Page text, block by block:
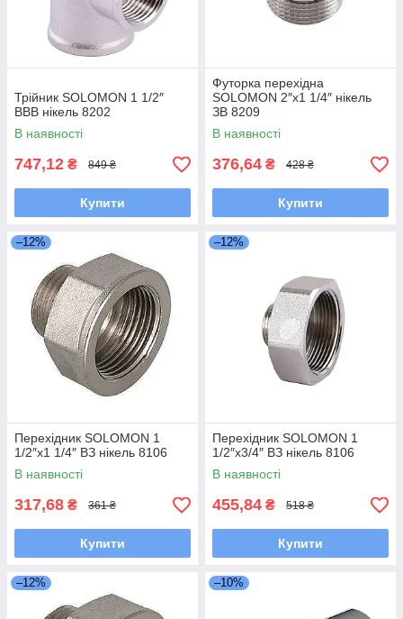
Трійник SOLOMON 1 1/2″
ВВВ нікель 8202
В наявності
747,12 ₴ 849 ₴
Купити
Футорка перехідна
SOLOMON 2″х1 1/4″ нікель
ЗВ 8209
В наявності
376,64 ₴ 428 ₴
Купити
–12%
Перехідник SOLOMON 1
1/2″х1 1/4″ ВЗ нікель 8106
В наявності
317,68 ₴ 361 ₴
Купити
–12%
Перехідник SOLOMON 1
1/2″х3/4″ ВЗ нікель 8106
В наявності
455,84 ₴ 518 ₴
Купити
–12% –10%